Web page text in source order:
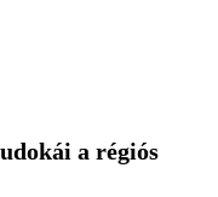
a régiós